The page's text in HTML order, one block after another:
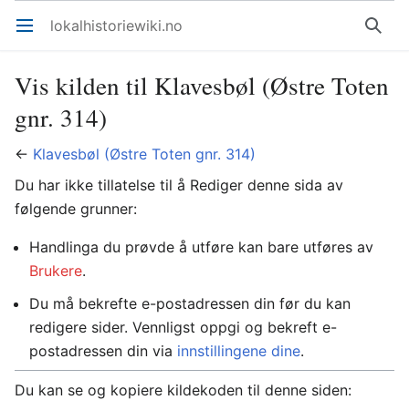
Åpne hovedmenyen lokalhistoriewiki.no Søk
Vis kilden til Klavesbøl (Østre Toten
gnr. 314)
← Klavesbøl (Østre Toten gnr. 314)
Du har ikke tillatelse til å Rediger denne sida av
følgende grunner:
Handlinga du prøvde å utføre kan bare utføres av
Brukere.
Du må bekrefte e-postadressen din før du kan
redigere sider. Vennligst oppgi og bekreft e-
postadressen din via innstillingene dine.
Du kan se og kopiere kildekoden til denne siden: